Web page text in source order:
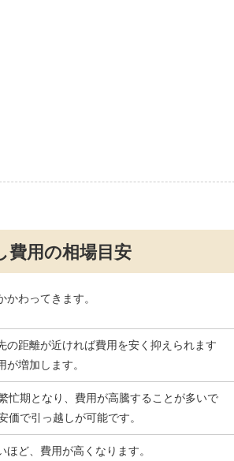
費用の相場目安
わってきます。
の距離が近ければ費用を安く抑えられます
増加します。
忙期となり、費用が高騰することが多いで
価で引っ越しが可能です。
ど、費用が高くなります。